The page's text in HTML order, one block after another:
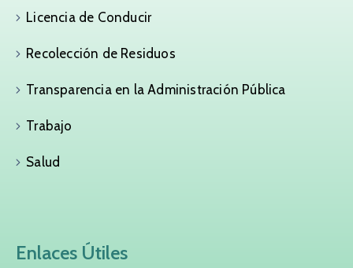
Licencia de Conducir
Recolección de Residuos
Transparencia en la Administración Pública
Trabajo
Salud
Enlaces Útiles